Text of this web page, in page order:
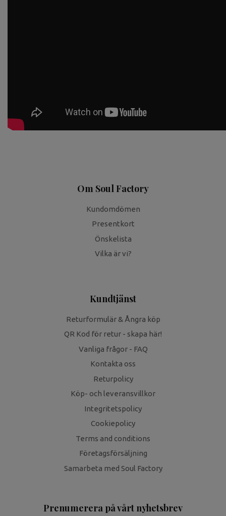
Om Soul Factory
Kundomdömen
Presentkort
Önskelista
Vilka är vi?
Kundtjänst
Returformulär & Ångra köp
QR Kod för retur - skapa här!
Vanliga frågor - FAQ
Kontakta oss
Returpolicy
Köp- och leveransvillkor
Integritetspolicy
Cookiepolicy
Terms and conditions
Företagsförsäljning
Samarbeta med Soul Factory
Prenumerera på vårt nyhetsbrev